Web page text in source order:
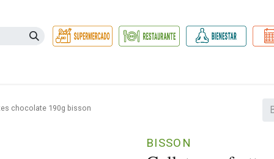
chocolate 190g bisson
BISSON